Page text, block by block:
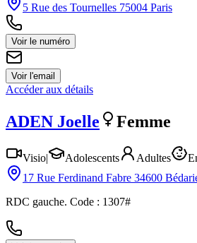
5 Rue des Tournelles 75004 Paris
Voir le numéro
Voir l'email
Accéder aux détails
ADEN Joelle Femme
Visio| Adolescents Adultes
17 Rue Ferdinand Fabre 34600
RDC gauche. Code : 1307#